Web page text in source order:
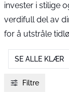
invester i stilige
verdifull del av
for å utstråle
SE ALLE KLÆR
Filtre